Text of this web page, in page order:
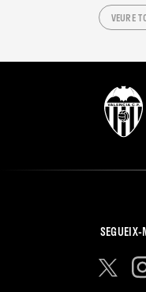
VEURE
SEGUEIX-